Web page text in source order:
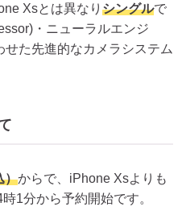
Xsとは異なり シングルで
・ニューラルエンジ
た先進的なカメラシステム
）からで、iPhone Xsよりも
1分から予約開始です。